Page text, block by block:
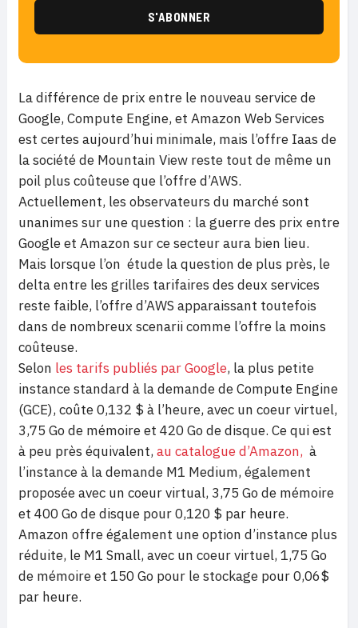
La différence de prix entre le nouveau service de
Google, Compute Engine, et Amazon Web Services
est certes aujourd’hui minimale, mais l’offre Iaas de
la société de Mountain View reste tout de même un
poil plus coûteuse que l’offre d’AWS.
Actuellement, les observateurs du marché sont
unanimes sur une question : la guerre des prix entre
Google et Amazon sur ce secteur aura bien lieu.
Mais lorsque l’on étude la question de plus près, le
delta entre les grilles tarifaires des deux services
reste faible, l’offre d’AWS apparaissant toutefois
dans de nombreux scenarii comme l’offre la moins
coûteuse.
Selon les tarifs publiés par Google, la plus petite
instance standard à la demande de Compute Engine
(GCE), coûte 0,132 $ à l’heure, avec un coeur virtuel,
3,75 Go de mémoire et 420 Go de disque. Ce qui est
à peu près équivalent, au catalogue d’Amazon, à
l’instance à la demande M1 Medium, également
proposée avec un coeur virtual, 3,75 Go de mémoire
et 400 Go de disque pour 0,120 $ par heure.
Amazon offre également une option d’instance plus
réduite, le M1 Small, avec un coeur virtuel, 1,75 Go
de mémoire et 150 Go pour le stockage pour 0,06$
par heure.